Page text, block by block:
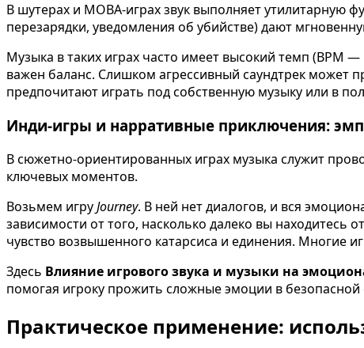
В шутерах и MOBA-играх звук выполняет утилитарную
перезарядки, уведомления об убийстве) дают
Музыка в таких играх часто имеет высокий темп (BPM
важен баланс. Слишком агрессивный саундтрек
предпочитают играть под собственную музыку или в
Инди-игры и нарративные приключения:
В сюжетно-ориентированных играх музыка служит
ключевых моментов.
Возьмем игруJourney. В ней нет диалогов, и вся
зависимости от того, насколько далеко вы находитесь
чувство возвышенного катарсиса и единения. Многие
Здесь Влияние игрового звука и музыки на
помогая игроку прожить сложные эмоции в безопасной
Практическое применение: